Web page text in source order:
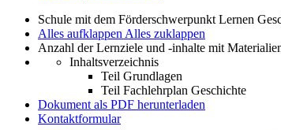
Schule mit dem Förderschwerpunkt Lernen
Alles aufklappen Alles zuklappen
Anzahl der Lernziele und -inhalte mit
Inhaltsverzeichnis
Teil Grundlagen
Teil Fachlehrplan Geschichte
Dokument als PDF herunterladen
Kontaktformular